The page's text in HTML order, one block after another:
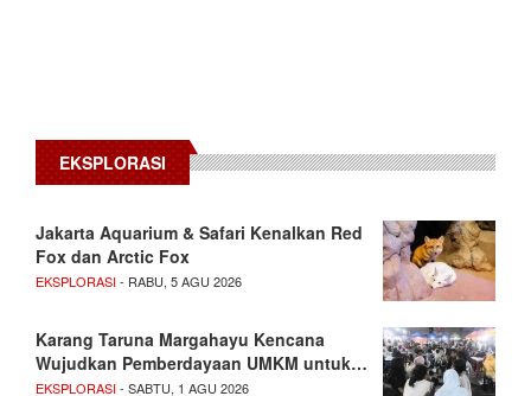
EKSPLORASI
Jakarta Aquarium & Safari Kenalkan Red
Fox dan Arctic Fox
EKSPLORASI- RABU, 5 AGU 2026
Karang Taruna Margahayu Kencana
Wujudkan Pemberdayaan UMKM untuk…
EKSPLORASI- SABTU, 1 AGU 2026